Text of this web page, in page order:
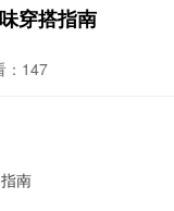
穿搭指南
：147